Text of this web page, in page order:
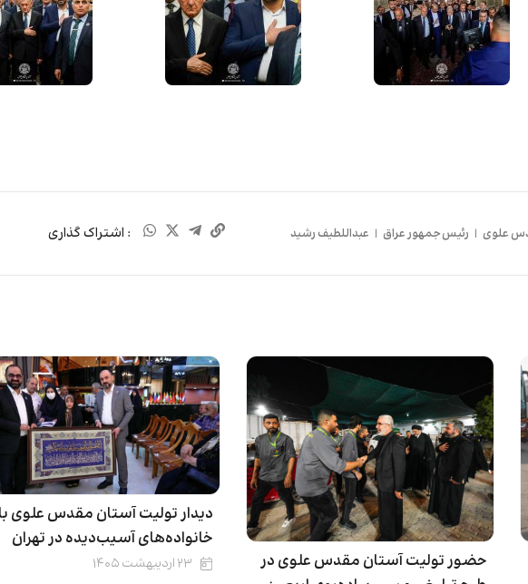
علوی | رئیس جمهور عراق | عبداللطیف رشید : اشتراک گذاری
حضور تولیت آستان مقدس علوی در
دیدار تولیت آستان مقدس علوی با
خانواده‌های آسیب‌دیده‌ در تهران
۲۳ اردیبهشت ۱۴۰۵